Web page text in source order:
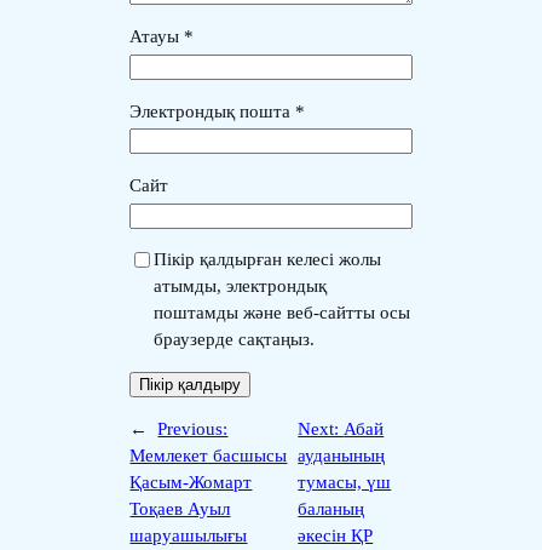
Атауы *
Электрондық пошта *
Сайт
Пікір қалдырған келесі жолы
атымды, электрондық
поштамды және веб-сайтты осы
браузерде сақтаңыз.
←
Previous:
Мемлекет басшысы
Қасым-Жомарт
Тоқаев Ауыл
шаруашылығы
Next: Абай
ауданының
тумасы, үш
баланың
әкесін ҚР